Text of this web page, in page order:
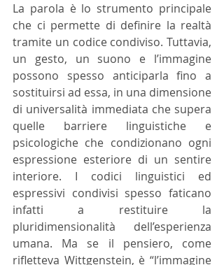
La parola è lo strumento principale
che ci permette di definire la realtà
tramite un codice condiviso. Tuttavia,
un gesto, un suono e l’immagine
possono spesso anticiparla fino a
sostituirsi ad essa, in una dimensione
di universalità immediata che supera
quelle barriere linguistiche e
psicologiche che condizionano ogni
espressione esteriore di un sentire
interiore. I codici linguistici ed
espressivi condivisi spesso faticano
infatti a restituire la
pluridimensionalità dell’esperienza
umana. Ma se il pensiero, come
rifletteva Wittgenstein, è “l’immagine